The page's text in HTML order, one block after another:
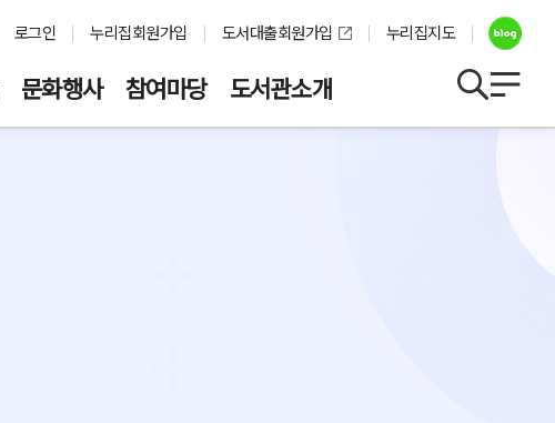
로그인 누리집회원가입 도서대출회원가입 누리집지도
문화행사 참여마당 도서관소개